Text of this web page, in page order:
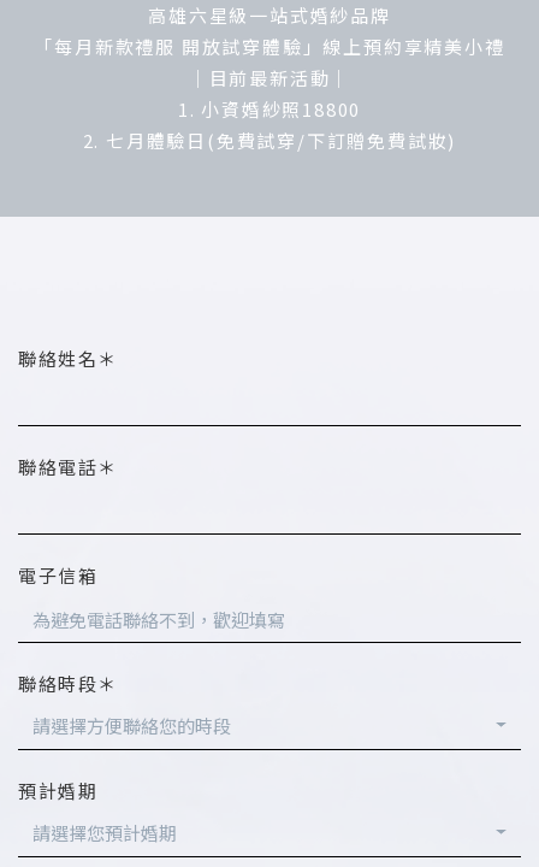
高雄六星級一站式婚紗品牌
「每月新款禮服 開放試穿體驗」線上預約享精美小禮
｜目前最新活動｜
1. 小資婚紗照18800
2. 七月體驗日(免費試穿/下訂贈免費試妝)
聯絡姓名＊
聯絡電話＊
電子信箱
聯絡時段＊
請選擇方便聯絡您的時段
預計婚期
請選擇您預計婚期